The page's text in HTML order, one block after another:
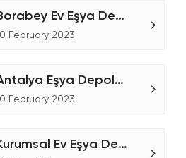
Borabey Ev Eşya Depolama Tesisi
February 2023
Antalya Eşya Depolama Fiyatları
February 2023
Kurumsal Ev Eşya Depolama